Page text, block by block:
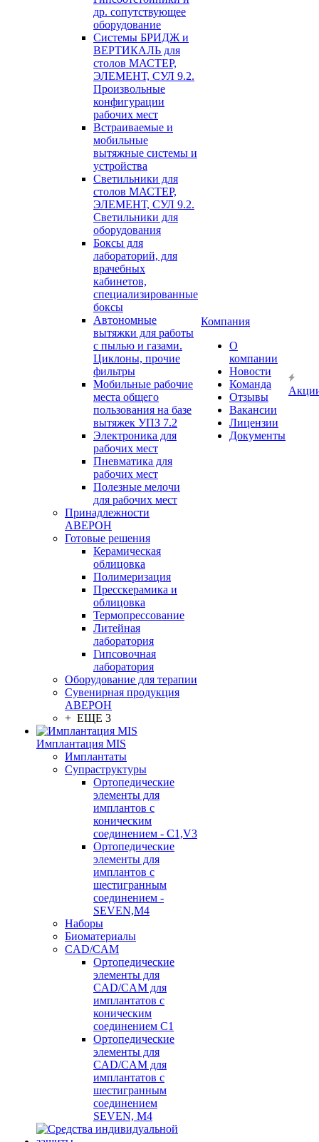
др. сопутствующее
оборудование
Системы БРИДЖ и
ВЕРТИКАЛЬ для
столов МАСТЕР,
ЭЛЕМЕНТ, СУЛ 9.2.
Произвольные
конфигурации
рабочих мест
Встраиваемые и
мобильные
вытяжные системы и
устройства
Светильники для
столов МАСТЕР,
ЭЛЕМЕНТ, СУЛ 9.2.
Светильники для
оборудования
Боксы для
лабораторий, для
врачебных
кабинетов,
специализированные
боксы
Автономные
вытяжки для работы
с пылью и газами.
Циклоны, прочие
фильтры
Мобильные рабочие
места общего
пользования на базе
вытяжек УПЗ 7.2
Электроника для
рабочих мест
Пневматика для
рабочих мест
Полезные мелочи
для рабочих мест
Принадлежности
АВЕРОН
Готовые решения
Керамическая
облицовка
Полимеризация
Пресскерамика и
облицовка
Термопрессование
Литейная
лаборатория
Гипсовочная
лаборатория
Оборудование для терапии
Сувенирная продукция
АВЕРОН
+ ЕЩЕ 3
Имплантация MIS
Имплантаты
Супраструктуры
Ортопедические
элементы для
имплантов с
коническим
соединением - C1,V3
Ортопедические
элементы для
имплантов с
шестигранным
соединением -
SEVEN,M4
Наборы
Биоматериалы
CAD/CAM
Ортопедические
элементы для
CAD/CAM для
имплантатов с
коническим
соединением С1
Ортопедические
элементы для
CAD/CAM для
имплантатов с
шестигранным
соединением
SEVEN, М4
Компания
О
компании
Новости
Команда
Отзывы
Вакансии
Лицензии
Документы